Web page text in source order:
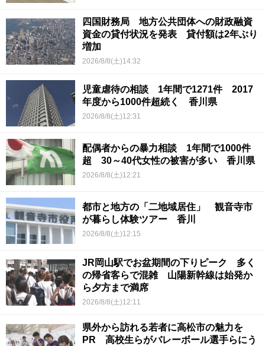
四国財務局 地方公共団体への財政融資
資金の貸付状況を発表 貸付額は2年ぶり
増加
2026/8/8(土)14:32
児童虐待の相談 1年間で1271件 2017
年度から1000件超続く 香川県
2026/8/8(土)12:31
配偶者からの暴力相談 1年間で1000件
超 30～40代女性の被害が多い 香川県
2026/8/8(土)12:21
都市と地方の「二地域居住」 観音寺市
が暮らし体験ツアー 香川
2026/8/8(土)12:15
JR岡山駅でお盆期間の下りピーク 多く
の帰省客らで混雑 山陽新幹線は始発か
ら夕方まで満席
2026/8/8(土)12:11
県外から訪れる若者に高松市の魅力を
PR 高校生らがバレーボール選手らにう